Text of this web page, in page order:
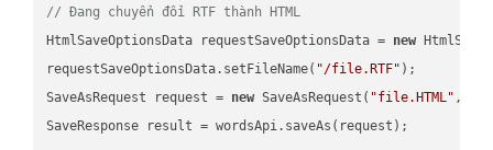
// Đang chuyển đổi RTF thành HTML
HtmlSaveOptionsData requestSaveOptionsData = new
requestSaveOptionsData.setFileName( "/file.RTF" );
SaveAsRequest request = new SaveAsRequest( "file.HTML"
SaveResponse result = wordsApi.saveAs(request);